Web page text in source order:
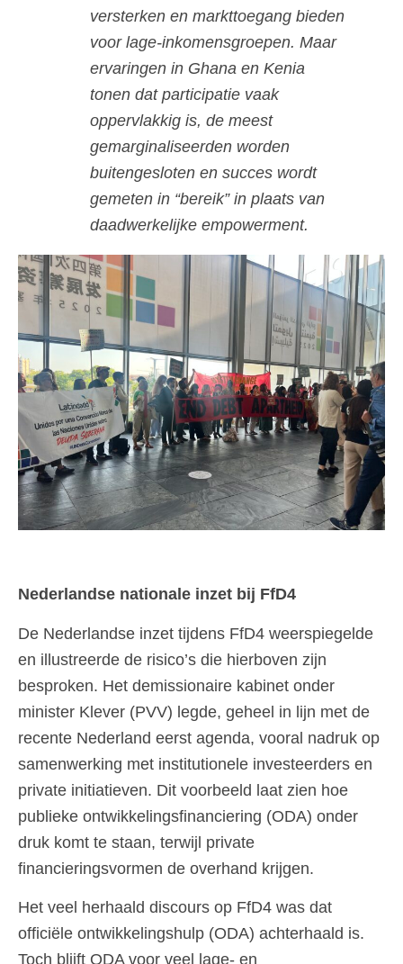
versterken en markttoegang bieden
voor lage-inkomensgroepen. Maar
ervaringen in Ghana en Kenia
tonen dat participatie vaak
oppervlakkig is, de meest
gemarginaliseerden worden
buitengesloten en succes wordt
gemeten in “bereik” in plaats van
daadwerkelijke empowerment.
Nederlandse nationale inzet bij FfD4
De Nederlandse inzet tijdens FfD4 weerspiegelde
en illustreerde de risico’s die hierboven zijn
besproken. Het demissionaire kabinet onder
minister Klever (PVV) legde, geheel in lijn met de
recente Nederland eerst agenda, vooral nadruk op
samenwerking met institutionele investeerders en
private initiatieven. Dit voorbeeld laat zien hoe
publieke ontwikkelingsfinanciering (ODA) onder
druk komt te staan, terwijl private
financieringsvormen de overhand krijgen.
Het veel herhaald discours op FfD4 was dat
officiële ontwikkelingshulp (ODA) achterhaald is.
Toch blijft ODA voor veel lage- en